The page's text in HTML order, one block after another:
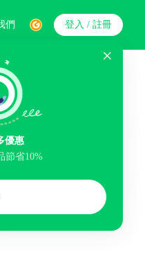
們
優惠
節省10%
登入 / 註冊
泊車場